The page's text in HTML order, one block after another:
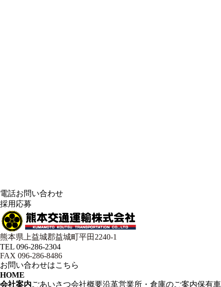
電話お問い合わせ
採用応募
熊本県上益城郡益城町平田2240-1
TEL 096-286-2304
FAX 096-286-8486
お問い合わせはこちら
HOME
会社案内ごあいさつ会社概要沿革営業所・倉庫のご案内保有車